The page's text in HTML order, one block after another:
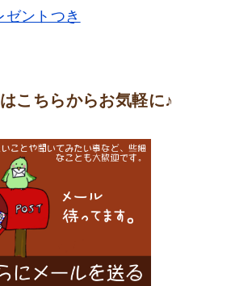
ントつき
こちらからお気軽に♪